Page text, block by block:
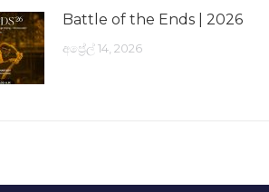
Battle of the Ends | 2026
අප්‍රේල් 14, 2026